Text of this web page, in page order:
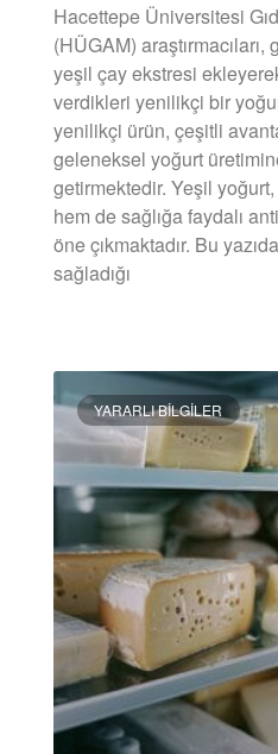
Hacettepe Üniversitesi
(HÜGAM)
yeşil çay ekstresi
verdikleri yenilikçi bir
yenilikçi ürün, çeşitli
geleneksel yoğurt
getirmektedir. Yeşil
hem de sağlığa faydalı
öne çıkmaktadır. Bu
sağladığı
YARARLI BILGILER